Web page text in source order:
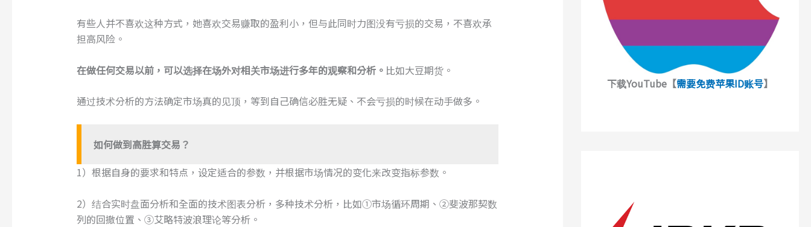
有些人并不喜欢这种方式，她喜欢交易赚取的盈利小，但与此同时力图没有亏损的交易，不喜欢承
担高风险。
在做任何交易以前，可以选择在场外对相关市场进行多年的观察和分析。 比如大豆期货。
通过技术分析的方法确定市场真的见顶，等到自己确信必胜无疑、不会亏损的时候在动手做多。
如何做到高胜算交易？
1）根据自身的要求和特点，设定适合的参数，并根据市场情况的变化来改变指标参数。
2）结合实时盘面分析和全面的技术图表分析，多种技术分析，比如①市场循环周期、②斐波那契数
列的回撤位置、③艾略特波浪理论等分析。
下载YouTube【需要免费苹果ID账号】